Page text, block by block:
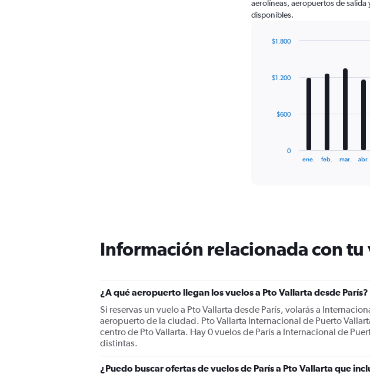
aerolíneas, aeropuertos de
disponibles.
12
The
chart
has
Y
axis
displaying
values.
Range:
0
1800.
ene. feb. mar. abr.
0
$600
$1.200
$1.800
Información relacionada con tu
¿A qué aeropuerto llegan los vuelos a Pto Vallarta desde París?
Si reservas un vuelo a Pto Vallarta desde París, volarás a
aeropuerto de la ciudad. Pto Vallarta Internacional de Puerto
centro de Pto Vallarta. Hay 0 vuelos de París a Internacional de
distintas.
¿Puedo buscar ofertas de vuelos de París a Pto Vallarta que